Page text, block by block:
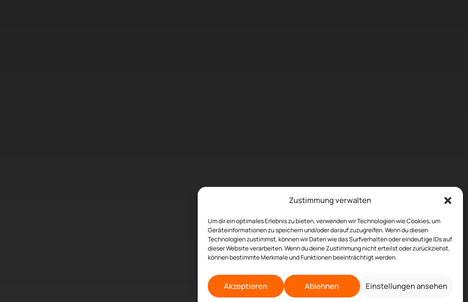
Zustimmung verwalten
Um dir ein optimales Erlebnis zu bieten, verwenden wir Technologien wie Cookies, um
Geräteinformationen zu speichern und/oder darauf zuzugreifen. Wenn du diesen
Technologien zustimmst, können wir Daten wie das Surfverhalten oder eindeutige IDs auf
dieser Website verarbeiten. Wenn du deine Zustimmung nicht erteilst oder zurückziehst,
können bestimmte Merkmale und Funktionen beeinträchtigt werden.
Akzeptieren Ablehnen Einstellungen ansehen